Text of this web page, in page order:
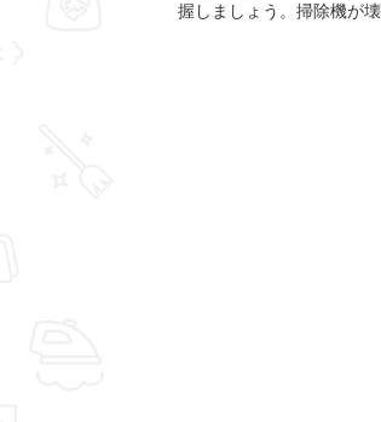
握しましょう。掃除機が